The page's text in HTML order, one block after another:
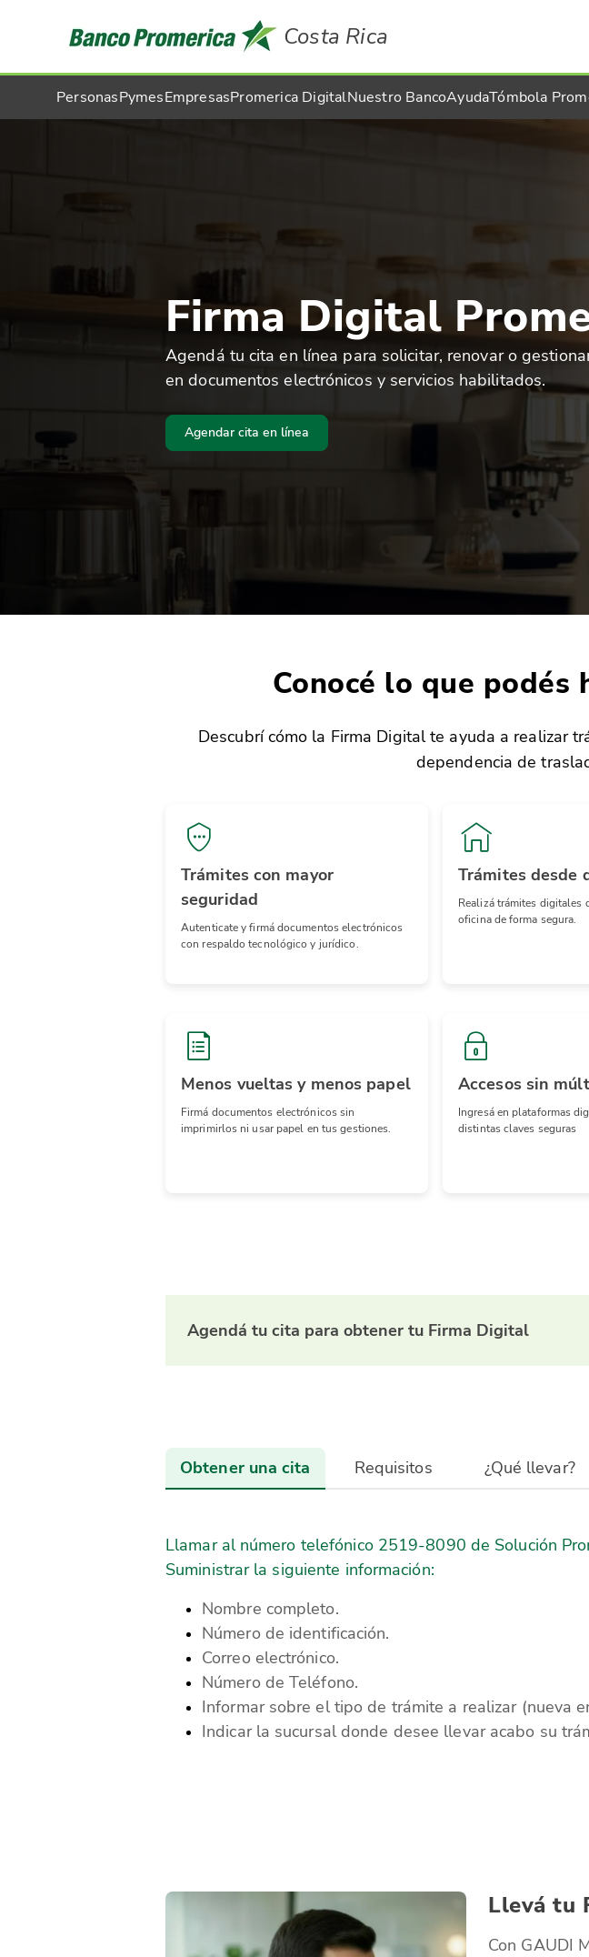
Costa Rica
PersonasPymesEmpresasPromerica DigitalNuestro BancoAyudaTómbola
Firma Digital
Agendá tu cita en línea para solicitar, renovar o
en documentos electrónicos y servicios habilitados.
Agendar cita en línea
Conocé lo que
Descubrí cómo la Firma Digital te ayuda a realizar
dependencia de
Trámites con mayor
seguridad
Autenticate y firmá documentos electrónicos
con respaldo tecnológico y jurídico.
Trámites desde
Realizá trámites digitales
oficina de forma segura.
Menos vueltas y menos papel
Firmá documentos electrónicos sin
imprimirlos ni usar papel en tus gestiones.
Accesos sin
Ingresá en plataformas
distintas claves seguras
Agendá tu cita para obtener tu Firma Digital
Obtener una cita Requisitos ¿Qué llevar?
Llamar al número telefónico 2519-8090 de Solución
Suministrar la siguiente información:
Nombre completo.
Número de identificación.
Correo electrónico.
Número de Teléfono.
Informar sobre el tipo de trámite a realizar (nueva
Indicar la sucursal donde desee llevar acabo su
Llevá tu
Con GAUDI